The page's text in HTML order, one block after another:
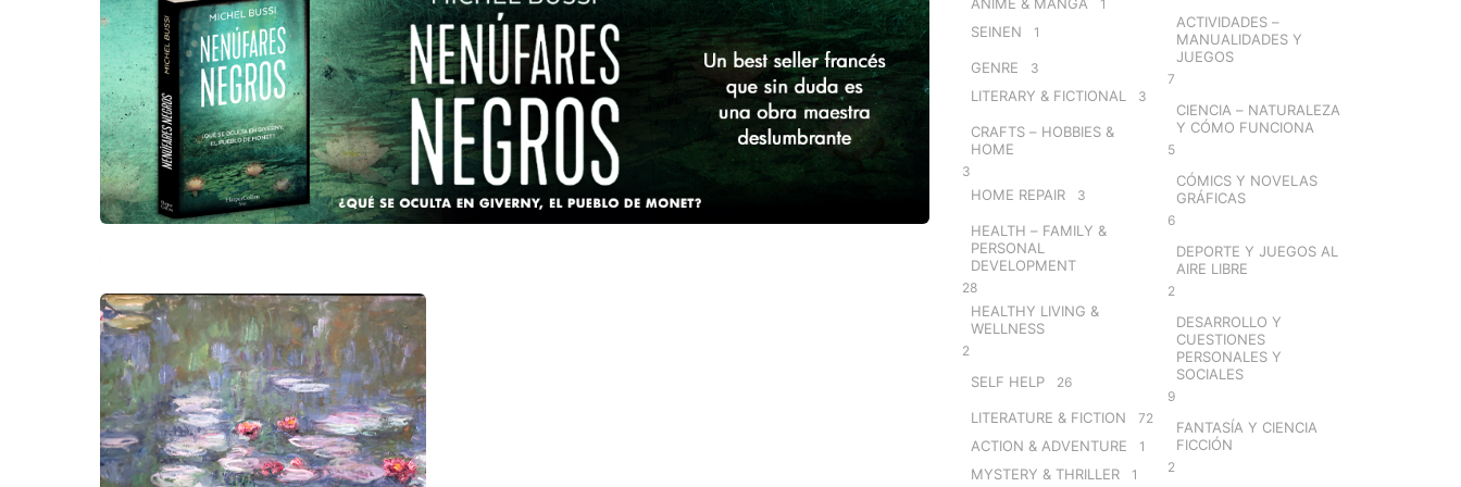
1
SEINEN 1
GENRE 3
LITERARY & FICTIONAL 3
CRAFTS – HOBBIES &
HOME
3
HOME REPAIR 3
HEALTH – FAMILY &
PERSONAL
DEVELOPMENT
28
HEALTHY LIVING &
WELLNESS
2
SELF HELP 26
LITERATURE & FICTION 72
ACTION & ADVENTURE 1
MYSTERY & THRILLER 1
ACTIVIDADES –
MANUALIDADES Y
JUEGOS
7
CIENCIA – NATURALEZA
Y CÓMO FUNCIONA
5
CÓMICS Y NOVELAS
GRÁFICAS
6
DEPORTE Y JUEGOS AL
AIRE LIBRE
2
DESARROLLO Y
CUESTIONES
PERSONALES Y
SOCIALES
9
FANTASÍA Y CIENCIA
FICCIÓN
2